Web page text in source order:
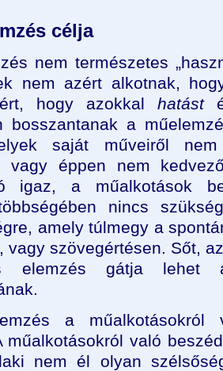
célja
nem természetes
nem azért alkotnak,
hogy azokkal hatást
bosszantanak a
saját műveiről
vagy éppen nem
igaz, a műalkotások
nincs
amely túlmegy a
vagy szövegértésen. Sőt,
elemzés gátja lehet
a
műalkotásokról való
nem él olyan